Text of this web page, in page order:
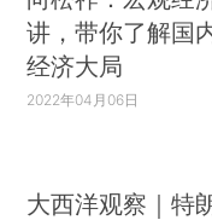
讲，带你了解国
经济大局
2022年04月06日
大西洋观察｜特